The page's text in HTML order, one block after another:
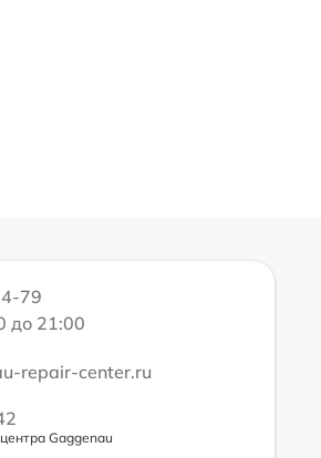
79
до 21:00
repair-center.ru
Gaggenau